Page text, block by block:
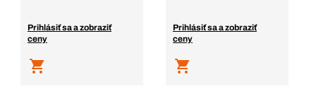
Prihlásiť sa a zobraziť
ceny
Prihlásiť sa a zobraziť
ceny